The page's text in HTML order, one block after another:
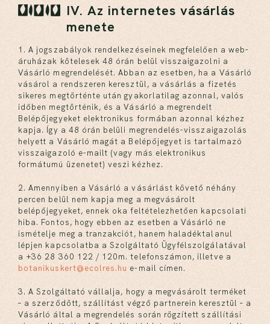
IV. Az internetes vásárlás
menete
1. A jogszabályok rendelkezéseinek megfelelően a web-
áruházak kötelesek 48 órán belül visszaigazolni a
Vásárló megrendelését. Abban az esetben, ha a Vásárló
vásárol a rendszeren keresztül, a vásárlás a fizetés
sikeres megtörténte után gyakorlatilag azonnal, valós
időben megtörténik, és a Vásárló a megrendelt
Belépőjegyeket elektronikus formában azonnal kézhez
kapja. Így a 48 órán belüli megrendelés-visszaigazolás
helyett a Vásárló magát a Belépőjegyet is tartalmazó
visszaigazoló e-mailt (vagy más elektronikus
formátumú üzenetet) veszi kézhez.
2. Amennyiben a Vásárló a vásárlást követő néhány
percen belül nem kapja meg a megvásárolt
belépőjegyeket, ennek oka feltételezhetően kapcsolati
hiba. Fontos, hogy ebben az esetben a Vásárló ne
ismételje meg a tranzakciót, hanem haladéktalanul
lépjen kapcsolatba a Szolgáltató Ügyfélszolgálatával
a +36 28 360 122 / 120m. telefonszámon, illetve a
botanikuskert@ecolres.hu e-mail címen.
3. A Szolgáltató vállalja, hogy a megvásárolt terméket
– a szerződött, szállítást végző partnerein keresztül – a
Vásárló által a megrendelés során rögzített szállítási